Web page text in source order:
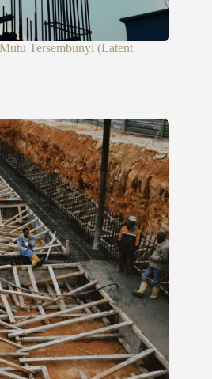
Tersembunyi (Latent